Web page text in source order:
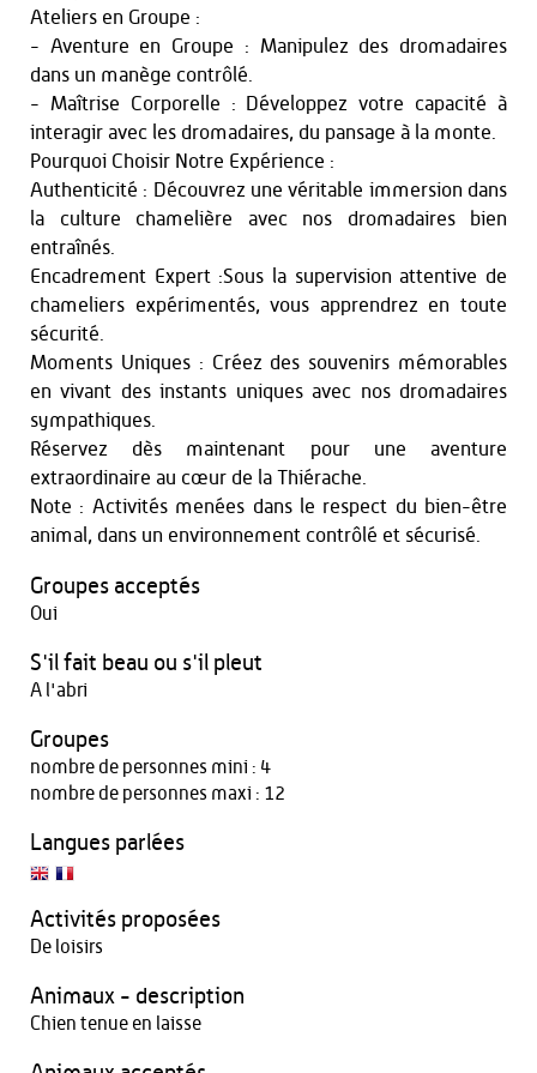
Ateliers en Groupe :
- Aventure en Groupe : Manipulez des dromadaires
dans un manège contrôlé.
- Maîtrise Corporelle : Développez votre capacité à
interagir avec les dromadaires, du pansage à la monte.
Pourquoi Choisir Notre Expérience :
Authenticité : Découvrez une véritable immersion dans
la culture chamelière avec nos dromadaires bien
entraînés.
Encadrement Expert :Sous la supervision attentive de
chameliers expérimentés, vous apprendrez en toute
sécurité.
Moments Uniques : Créez des souvenirs mémorables
en vivant des instants uniques avec nos dromadaires
sympathiques.
Réservez dès maintenant pour une aventure
extraordinaire au cœur de la Thiérache.
Note : Activités menées dans le respect du bien-être
animal, dans un environnement contrôlé et sécurisé.
Groupes acceptés
Oui
S'il fait beau ou s'il pleut
A l'abri
Groupes
nombre de personnes mini : 4
nombre de personnes maxi : 12
Langues parlées
Activités proposées
De loisirs
Animaux - description
Chien tenue en laisse